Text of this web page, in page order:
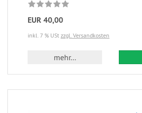
EUR 40,00
inkl. 7 % USt zzgl. Versandkosten
mehr...